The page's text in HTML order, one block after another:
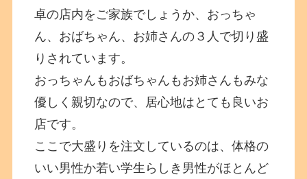
卓の店内をご家族でしょうか、おっちゃ
ん、おばちゃん、お姉さんの３人で切り盛
りされています。
おっちゃんもおばちゃんもお姉さんもみな
優しく親切なので、居心地はとても良いお
店です。
ここで大盛りを注文しているのは、体格の
いい男性か若い学生らしき男性がほとんど